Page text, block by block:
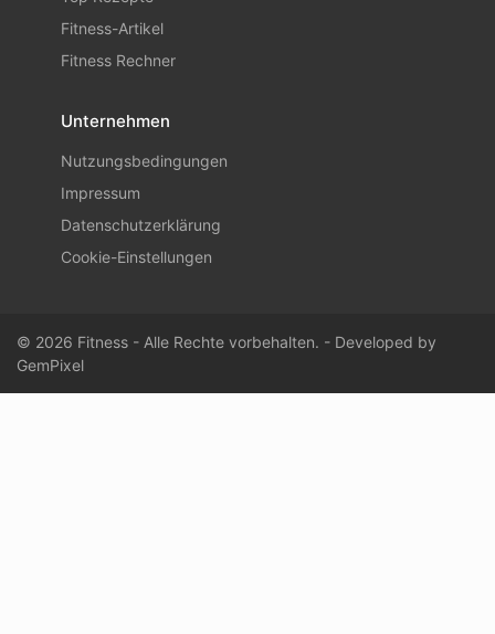
Fitness-Artikel
Fitness Rechner
Unternehmen
Nutzungsbedingungen
Impressum
Datenschutzerklärung
Cookie-Einstellungen
© 2026 Fitness - Alle Rechte vorbehalten. - Developed by
GemPixel